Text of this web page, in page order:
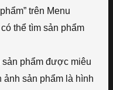
trên Menu
thể tìm sản phẩm
sản phẩm được miêu
ảnh sản phẩm là hình